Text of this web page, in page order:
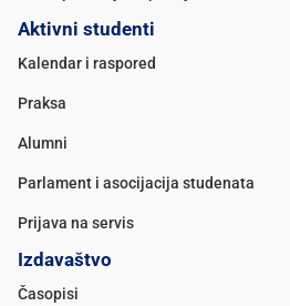
Aktivni studenti
Kalendar i raspored
Praksa
Alumni
Parlament i asocijacija studenata
Prijava na servis
Izdavaštvo
Časopisi